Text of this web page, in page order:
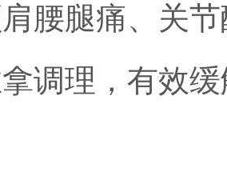
腰腿痛、关
调理，有效